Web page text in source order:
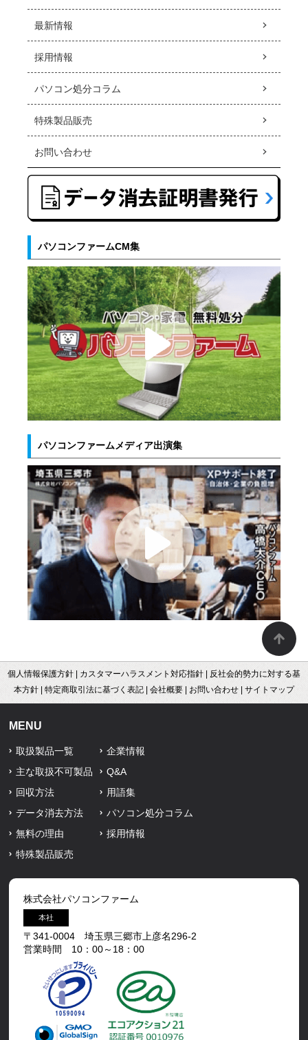
最新情報
採用情報
パソコン処分コラム
特殊製品販売
お問い合わせ
パソコンファームCM集
パソコンファームメディア出演集
個人情報保護方針 カスタマーハラスメント対応指針
反社会的勢力に対する基
本方針
特定商取引法に基づく表記 会社概要 お問い合わせ サイトマップ
MENU
取扱製品一覧
主な取扱不可製品
回収方法
データ消去方法
無料の理由
特殊製品販売
企業情報
Q&A
用語集
パソコン処分コラム
採用情報
株式会社パソコンファーム
本社
〒341-0004 埼玉県三郷市上彦名296-2
営業時間 10：00～18：00